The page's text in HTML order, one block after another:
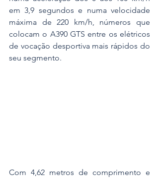
em 3,9 segundos e numa velocidade
máxima de 220 km/h, números que
colocam o A390 GTS entre os elétricos
de vocação desportiva mais rápidos do
seu segmento.
Com 4,62 metros de comprimento e